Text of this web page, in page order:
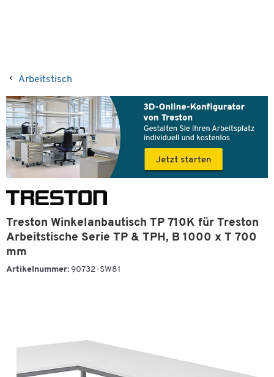
Arbeitstisch
Treston Winkelanbautisch TP 710K für Treston
Arbeitstische Serie TP & TPH, B 1000 x T 700
mm
Artikelnummer: 90732-SW81